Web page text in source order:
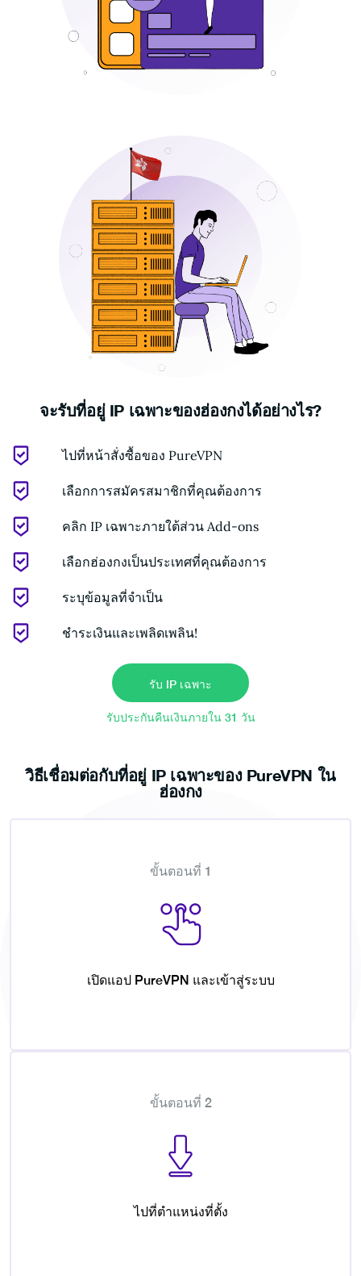
จะรับที่อยู่ IP เฉพาะของฮ่องกงได้อย่างไร?
ไปที่หน้าสั่งซื้อของ PureVPN
เลือกการสมัครสมาชิกที่คุณต้องการ
คลิก IP เฉพาะภายใต้ส่วน Add-ons
เลือกฮ่องกงเป็นประเทศที่คุณต้องการ
ระบุข้อมูลที่จำเป็น
ชำระเงินและเพลิดเพลิน!
รับ IP เฉพาะ
รับประกันคืนเงินภายใน 31 วัน
วิธีเชื่อมต่อกับที่อยู่ IP เฉพาะของ PureVPN ใน
ฮ่องกง
ขั้นตอนที่ 1
เปิดแอป PureVPN และเข้าสู่ระบบ
ขั้นตอนที่ 2
ไปที่ตำแหน่งที่ตั้ง